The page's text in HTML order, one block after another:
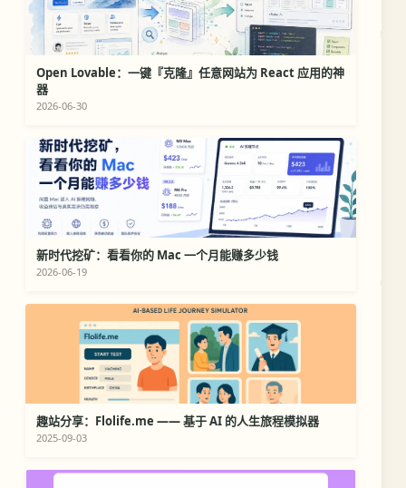
Open Lovable：一键『克隆』任意网站为 React 应用的神
器
2026-06-30
新时代挖矿：看看你的 Mac 一个月能赚多少钱
2026-06-19
趣站分享：Flolife.me —— 基于 AI 的人生旅程模拟器
2025-09-03